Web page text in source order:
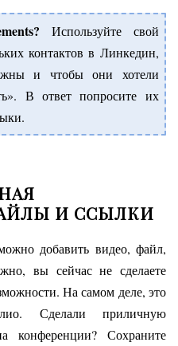
Используйте свой
контактов в Линкедин,
и чтобы они хотели
В ответ попросите их
И ССЫЛКИ
добавить видео, файл,
вы сейчас не сделаете
На самом деле, это
Сделали приличную
конференции? Сохраните